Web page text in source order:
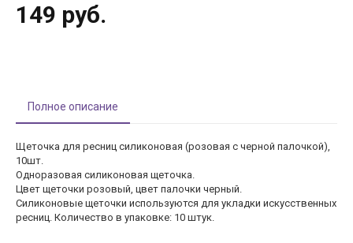
149 руб.
Полное описание
Щеточка для ресниц силиконовая (розовая с черной палочкой),
10шт.
Одноразовая силиконовая щеточка.
Цвет щеточки розовый, цвет палочки черный.
Силиконовые щеточки используются для укладки искусственных
ресниц. Количество в упаковке: 10 штук.